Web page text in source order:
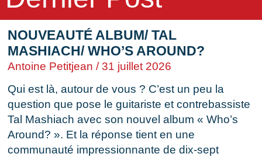
NOUVEAUTÉ ALBUM/ TAL
MASHIACH/ WHO’S AROUND?
Antoine Petitjean 31 juillet 2026
Qui est là, autour de vous ? C’est un peu la
question que pose le guitariste et contrebassiste
Tal Mashiach avec son nouvel album « Who’s
Around? ». Et la réponse tient en une
communauté impressionnante de dix-sept